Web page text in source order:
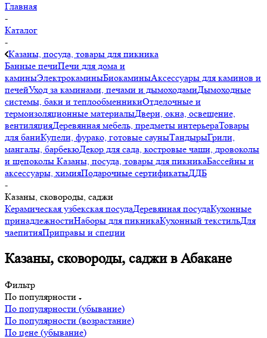
Главная
-
Каталог
-
Казаны, посуда, товары для пикника
Банные печиПечи для дома и
каминыЭлектрокаминыБиокаминыАксессуары для каминов и
печейУход за каминами, печами и дымоходамиДымоходные
системы, баки и теплообменникиОтделочные и
термоизоляционные материалыДвери, окна, освещение,
вентиляцияДеревянная мебель, предметы интерьераТовары
для баниКупели, фурако, готовые сауныТандырыГрили,
мангалы, барбекюДекор для сада, костровые чаши, дровоколы
и щепоколы Казаны, посуда, товары для пикникаБассейны и
аксессуары, химияПодарочные сертификатыДДБ
-
Казаны, сковороды, саджи
Керамическая узбекская посудаДеревянная посудаКухонные
принадлежностиНаборы для пикникаКухонный текстильДля
чаепитияПриправы и специи
Казаны, сковороды, саджи в Абакане
Фильтр
По популярности
По популярности (убывание)
По популярности (возрастание)
По цене (убывание)